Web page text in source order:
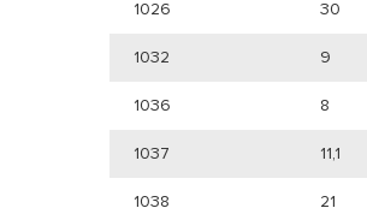
1026 30
1032 9
1036 8
1037 11,1
1038 21